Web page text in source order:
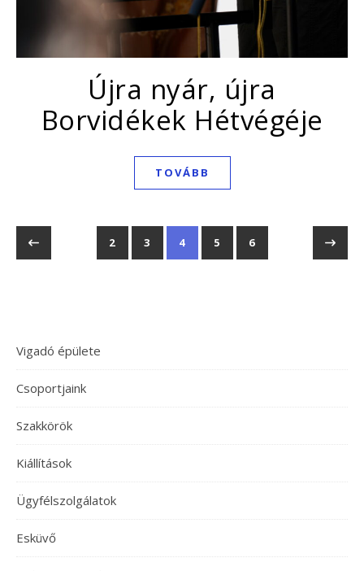
Újra nyár, újra
Borvidékek Hétvégéje
TOVÁBB
2 3 4 5 6
Vigadó épülete
Csoportjaink
Szakkörök
Kiállítások
Ügyfélszolgálatok
Esküvő